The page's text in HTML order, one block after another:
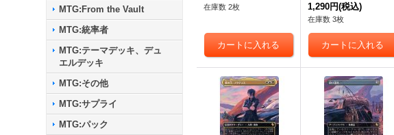
MTG:From the Vault
MTG:統率者
MTG:テーマデッキ、デュ
エルデッキ
MTG:その他
MTG:サプライ
MTG:パック
在庫数 2枚
1,290円(税込)
在庫数 3枚